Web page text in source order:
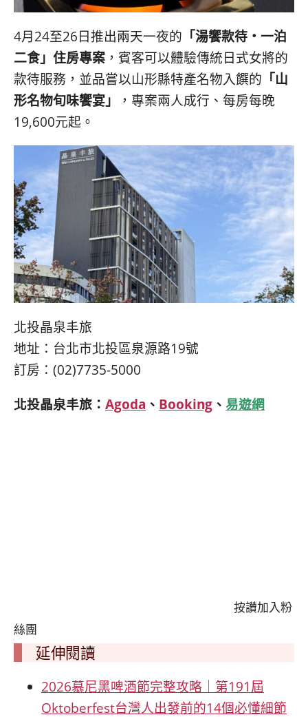
4月24至26日推出兩天一夜的 「湯饗款待‧一泊
二食」住房專案 ，賓客可以體驗傳統日式女將的
款待服務，並品嘗以山形縣特產名物入饌的 「山
形名物旬味饗宴」
，專案兩人成行、每房每晚
19,600元起。
北投晶泉丰旅
地址：台北市北投區泉源路19號
訂房：(02)7735-5000
北投晶泉丰旅： Agoda 、 Booking 、 易遊網
按讚加入粉
絲團
延伸閱讀
2026慕尼黑啤酒節完整攻略｜第191屆
Oktoberfest台灣人出發前的14個必懂細節